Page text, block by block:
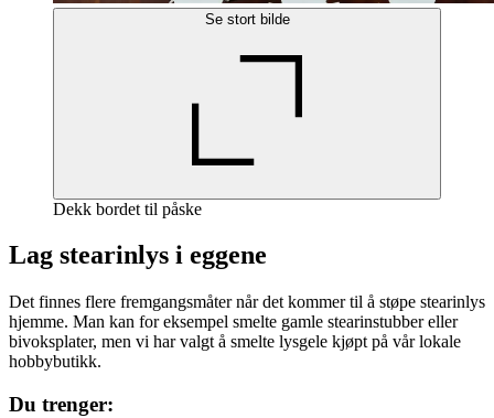
Se stort bilde
Dekk bordet til påske
Lag stearinlys i eggene
Det finnes flere fremgangsmåter når det kommer til å støpe stearinlys
hjemme. Man kan for eksempel smelte gamle stearinstubber eller
bivoksplater, men vi har valgt å smelte lysgele kjøpt på vår lokale
hobbybutikk.
Du trenger: